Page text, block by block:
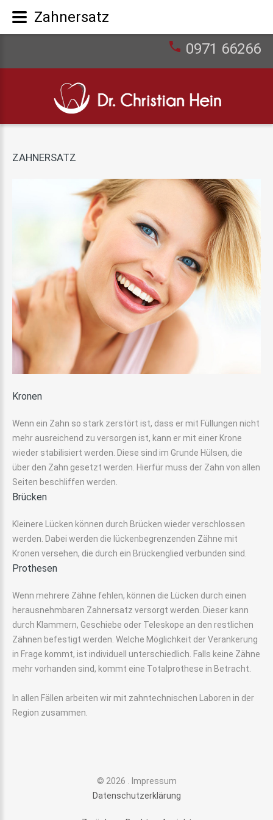
0971 66266
ZAHNERSATZ
Kronen
Wenn ein Zahn so stark zerstört ist, dass er mit Füllungen nicht
mehr ausreichend zu versorgen ist, kann er mit einer Krone
wieder stabilisiert werden. Diese sind im Grunde Hülsen, die
über den Zahn gesetzt werden. Hierfür muss der Zahn von allen
Seiten beschliffen werden.
Brücken
Kleinere Lücken können durch Brücken wieder verschlossen
werden. Dabei werden die lückenbegrenzenden Zähne mit
Kronen versehen, die durch ein Brückenglied verbunden sind.
Prothesen
Wenn mehrere Zähne fehlen, können die Lücken durch einen
herausnehmbaren Zahnersatz versorgt werden. Dieser kann
durch Klammern, Geschiebe oder Teleskope an den restlichen
Zähnen befestigt werden. Welche Möglichkeit der Verankerung
in Frage kommt, ist individuell unterschiedlich. Falls keine Zähne
mehr vorhanden sind, kommt eine Totalprothese in Betracht.
In allen Fällen arbeiten wir mit zahntechnischen Laboren in der
Region zusammen.
© 2026
Impressum
Datenschutzerklärung
Zahnersatz